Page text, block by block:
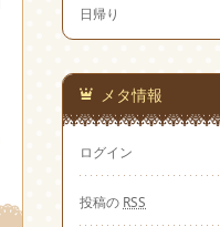
日帰り
メタ情報
ログイン
投稿の RSS